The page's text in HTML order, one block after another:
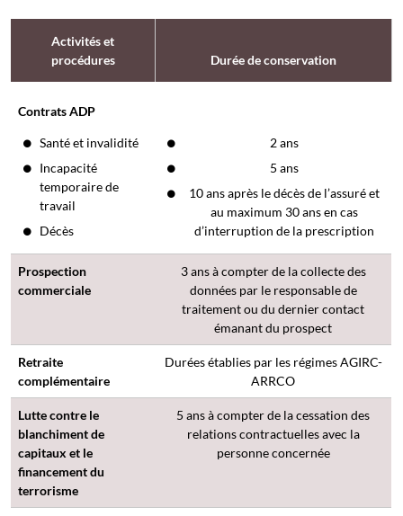
Activités et
procédures
Durée de conservation
Contrats ADP
Santé et invalidité
Incapacité
temporaire de
travail
Décès
2 ans
5 ans
10 ans après le décès de l’assuré et
au maximum 30 ans en cas
d’interruption de la prescription
Prospection
commerciale
3 ans à compter de la collecte des
données par le responsable de
traitement ou du dernier contact
émanant du prospect
Retraite
complémentaire
Durées établies par les régimes AGIRC-
ARRCO
Lutte contre le
blanchiment de
capitaux et le
financement du
terrorisme
5 ans à compter de la cessation des
relations contractuelles avec la
personne concernée